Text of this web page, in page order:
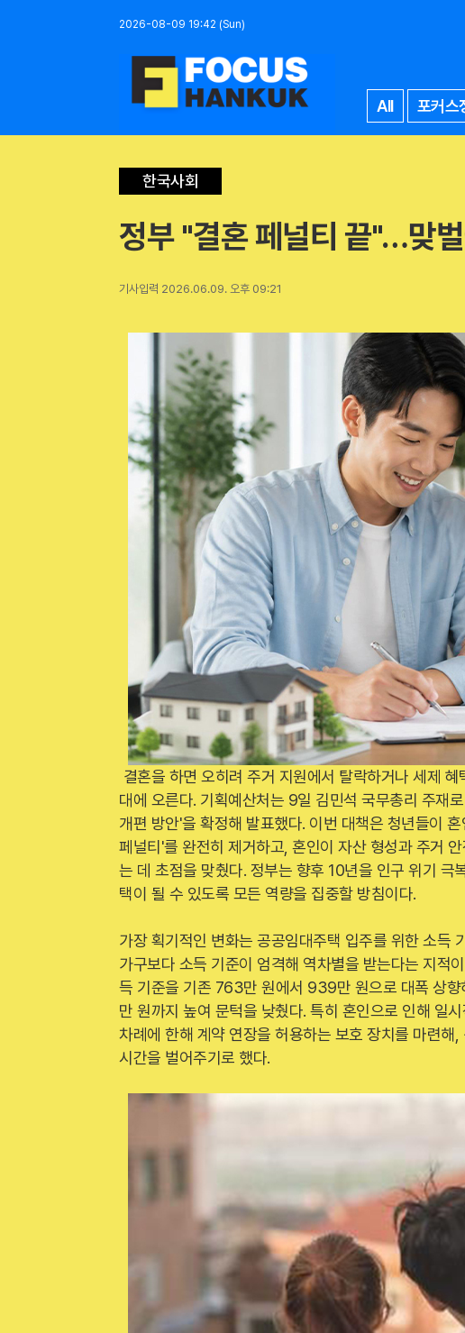
2026-08-09 19:42 (Sun)
All 포커스
한국사회
정부 "결혼 페널티 끝"…맞
기사입력 2026.06.09. 오후 09:21
결혼을 하면 오히려 주거 지원에서 탈락하거나 세제
대에 오른다. 기획예산처는 9일 김민석 국무총리 주재
개편 방안'을 확정해 발표했다. 이번 대책은 청년들이
페널티'를 완전히 제거하고, 혼인이 자산 형성과 주거
는 데 초점을 맞췄다. 정부는 향후 10년을 인구 위기 극
택이 될 수 있도록 모든 역량을 집중할 방침이다.
가장 획기적인 변화는 공공임대주택 입주를 위한 소득
가구보다 소득 기준이 엄격해 역차별을 받는다는 지적
득 기준을 기존 763만 원에서 939만 원으로 대폭 상
만 원까지 높여 문턱을 낮췄다. 특히 혼인으로 인해 일
차례에 한해 계약 연장을 허용하는 보호 장치를 마련
시간을 벌어주기로 했다.